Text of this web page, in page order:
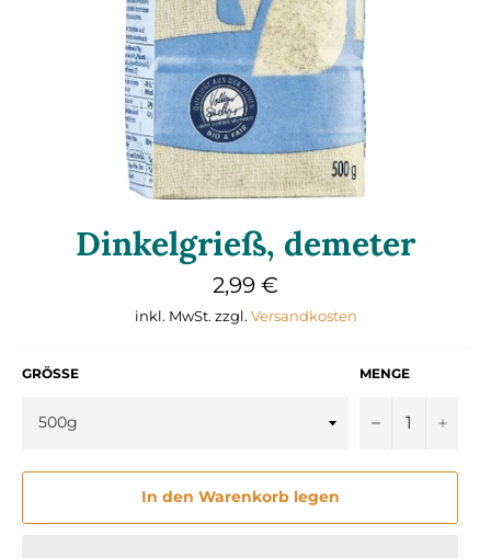
Dinkelgrieß, demeter
Normaler
Preis
2,99 €
inkl. MwSt. zzgl. Versandkosten
GRÖSSE MENGE
− +
In den Warenkorb legen